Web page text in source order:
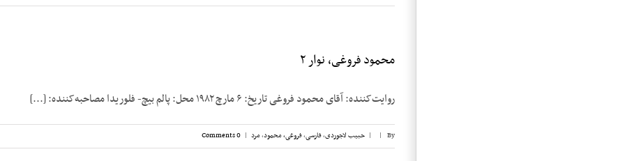
محمود فروغی، نوار ۲
روایت‌کننده: آقای محمود فروغی تاریخ: ۶ مارچ ۱۹۸۲ محل: پالم بیچ- فلوریدا مصاحبه‌کننده: [...]
By
|
| حبیب لاجوردی,فارسی,فروغی، محمود,مرد |
0 Comments